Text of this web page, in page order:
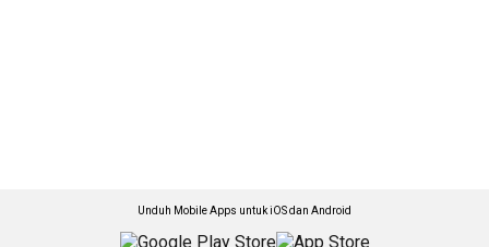
Unduh Mobile Apps untuk iOS dan Android